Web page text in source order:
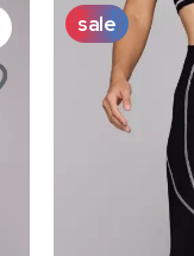
sale